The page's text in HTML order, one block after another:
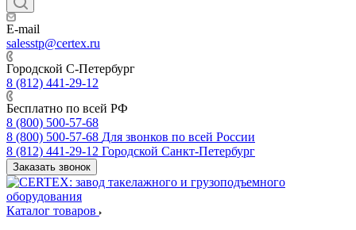
E-mail
salesstp@certex.ru
Городской С-Петербург
8 (812) 441-29-12
Бесплатно по всей РФ
8 (800) 500-57-68
8 (800) 500-57-68 Для звонков по всей России
8 (812) 441-29-12 Городской Санкт-Петербург
Заказать звонок
Каталог товаров